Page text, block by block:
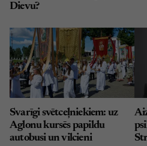
Dievu?
Svarīgi svētceļniekiem: uz
Aglonu kursēs papildu
autobusi un vilcieni